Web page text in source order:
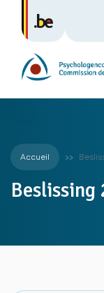
Accueil
Beslissing